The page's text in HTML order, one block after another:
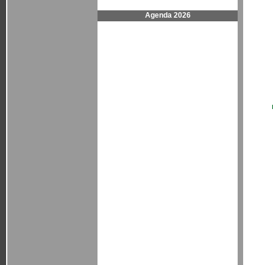
Agenda 2026